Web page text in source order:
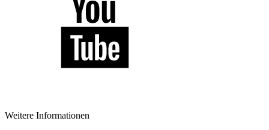
Weitere Informationen